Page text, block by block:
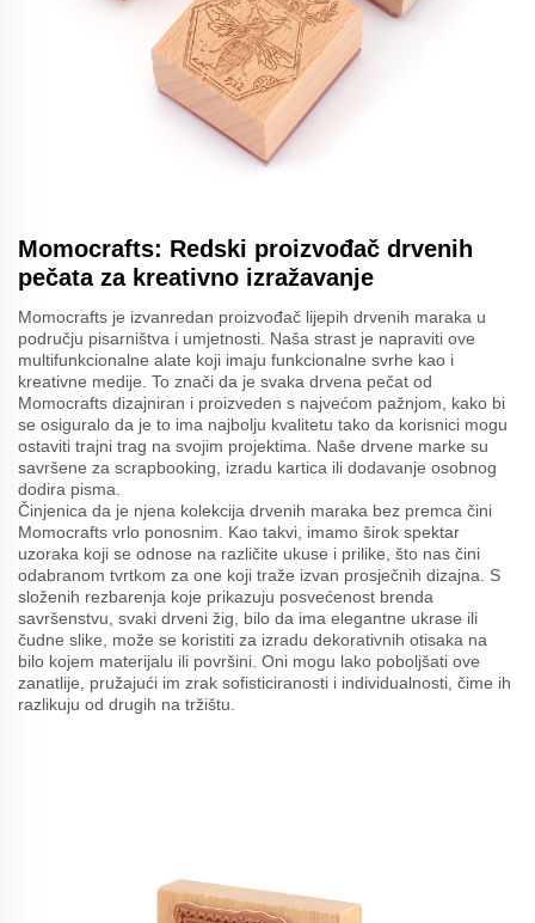
Momocrafts: Redski proizvođač drvenih
pečata za kreativno izražavanje
Momocrafts je izvanredan proizvođač lijepih drvenih maraka u
području pisarništva i umjetnosti. Naša strast je napraviti ove
multifunkcionalne alate koji imaju funkcionalne svrhe kao i
kreativne medije. To znači da je svaka drvena pečat od
Momocrafts dizajniran i proizveden s najvećom pažnjom, kako bi
se osiguralo da je to ima najbolju kvalitetu tako da korisnici mogu
ostaviti trajni trag na svojim projektima. Naše drvene marke su
savršene za scrapbooking, izradu kartica ili dodavanje osobnog
dodira pisma.
Činjenica da je njena kolekcija drvenih maraka bez premca čini
Momocrafts vrlo ponosnim. Kao takvi, imamo širok spektar
uzoraka koji se odnose na različite ukuse i prilike, što nas čini
odabranom tvrtkom za one koji traže izvan prosječnih dizajna. S
složenih rezbarenja koje prikazuju posvećenost brenda
savršenstvu, svaki drveni žig, bilo da ima elegantne ukrase ili
čudne slike, može se koristiti za izradu dekorativnih otisaka na
bilo kojem materijalu ili površini. Oni mogu lako poboljšati ove
zanatlije, pružajući im zrak sofisticiranosti i individualnosti, čime ih
razlikuju od drugih na tržištu.